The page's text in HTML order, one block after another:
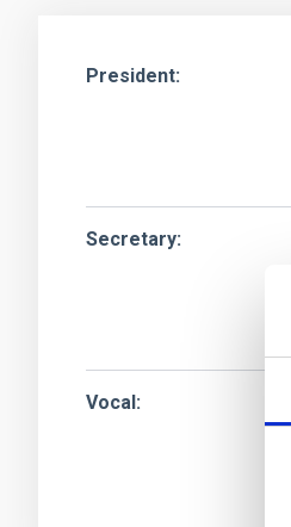
President
Secretary
Vocal